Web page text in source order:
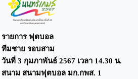
รายการ ฟุตบอล
ทีมชาย รอบสาม
วันที่ 3 กุมภาพันธ์ 2567 เวลา 14.30 น.
สนาม สนามฟุตบอล มก.กพส. 1